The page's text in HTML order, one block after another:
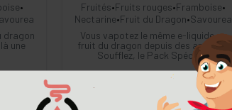
•
dragon
une
Fruités•Fruits rouges•Framboise•
Nectarine•Fruit du Dragon•Savourea
Vous vapotez le même e-liquide au
fruit du dragon depuis des années ?
Soufflez, le Pack Spécial...